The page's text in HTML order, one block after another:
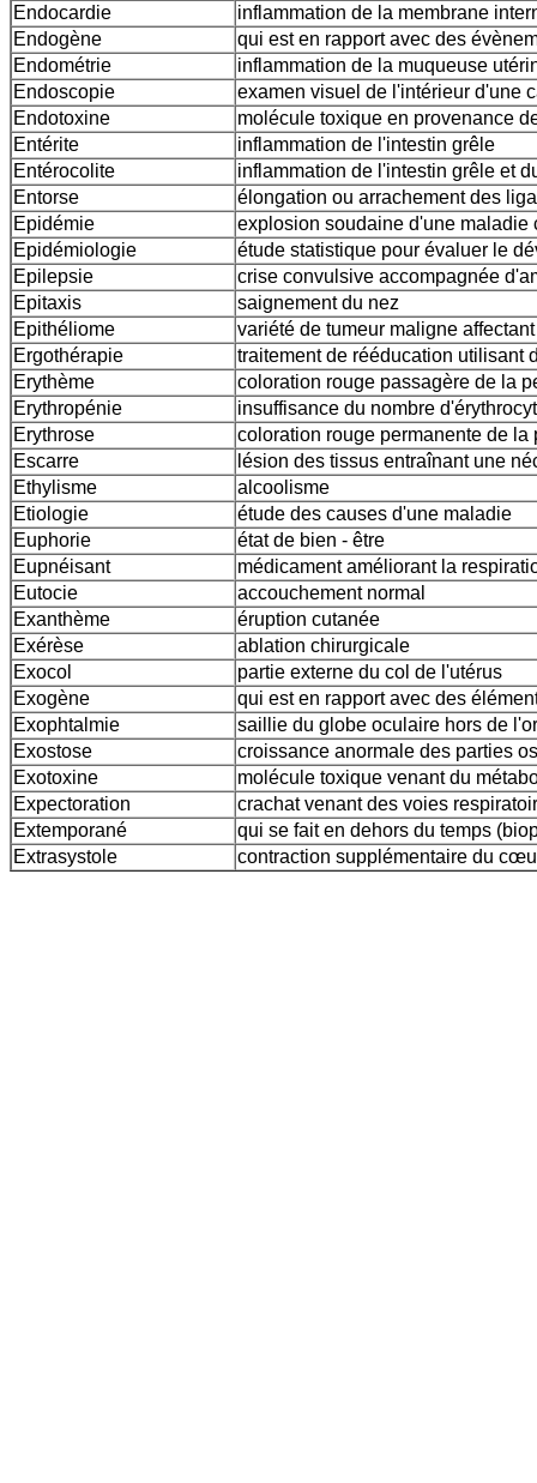
Endocardie
inflammation de la membrane
Endogène
qui est en rapport avec des
Endométrie
inflammation de la muqueuse
Endoscopie
examen visuel de l'intérieur d'une
Endotoxine
molécule toxique en provenance
Entérite
inflammation de l'intestin grêle
Entérocolite
inflammation de l'intestin grêle et
Entorse
élongation ou arrachement des
Epidémie
explosion soudaine d'une maladie
Epidémiologie
étude statistique pour évaluer le
Epilepsie
crise convulsive accompagnée
Epitaxis
saignement du nez
Epithéliome
variété de tumeur maligne
Ergothérapie
traitement de rééducation utilisant
Erythème
coloration rouge passagère de la
Erythropénie
insuffisance du nombre
Erythrose
coloration rouge permanente de la
Escarre
lésion des tissus entraînant une
Ethylisme
alcoolisme
Etiologie
étude des causes d'une maladie
Euphorie
état de bien - être
Eupnéisant
médicament améliorant la
Eutocie
accouchement normal
Exanthème
éruption cutanée
Exérèse
ablation chirurgicale
Exocol
partie externe du col de l'utérus
Exogène
qui est en rapport avec des
Exophtalmie
saillie du globe oculaire hors de
Exostose
croissance anormale des parties
Exotoxine
molécule toxique venant du
Expectoration
crachat venant des voies
Extemporané
qui se fait en dehors du temps
Extrasystole
contraction supplémentaire du